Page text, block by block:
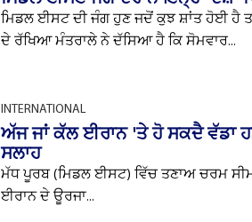
ਮਿਡਲ ਈਸਟ ਦੀ ਜੰਗ ਹੁਣ ਜਦੋਂ ਕੁਝ ਸ਼ਾਂਤ ਹੋਈ ਹੈ
ਦੇ ਰੱਖਿਆ ਮੰਤਰਾਲੇ ਨੇ ਦੱਸਿਆ ਹੈ ਕਿ ਸੋਮਵਾਰ...
INTERNATIONAL
ਅੱਜ ਜਾਂ ਕੱਲ ਈਰਾਨ 'ਤੇ ਹੋ ਸਕਦੈ ਵੱਡਾ
ਸਲਾਹ
ਮੱਧ ਪੂਰਬ (ਮਿਡਲ ਈਸਟ) ਵਿੱਚ ਤਣਾਅ ਚਰਮ
ਈਰਾਨ ਦੇ ਊਰਜਾ...